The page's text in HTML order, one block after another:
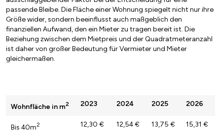
passende Bleibe. Die Fläche einer Wohnung spiegelt nicht nur ihre
Größe wider, sondern beeinflusst auch maßgeblich den
finanziellen Aufwand, den ein Mieter zu tragen bereit ist. Die
Beziehung zwischen dem Mietpreis und der Quadratmeteranzahl
ist daher von großer Bedeutung für Vermieter und Mieter
gleichermaßen.
Wohnfläche in m2 2023 2024 2025 2026
Bis 40m2 12,30 € 12,54 € 13,75 € 15,31 €